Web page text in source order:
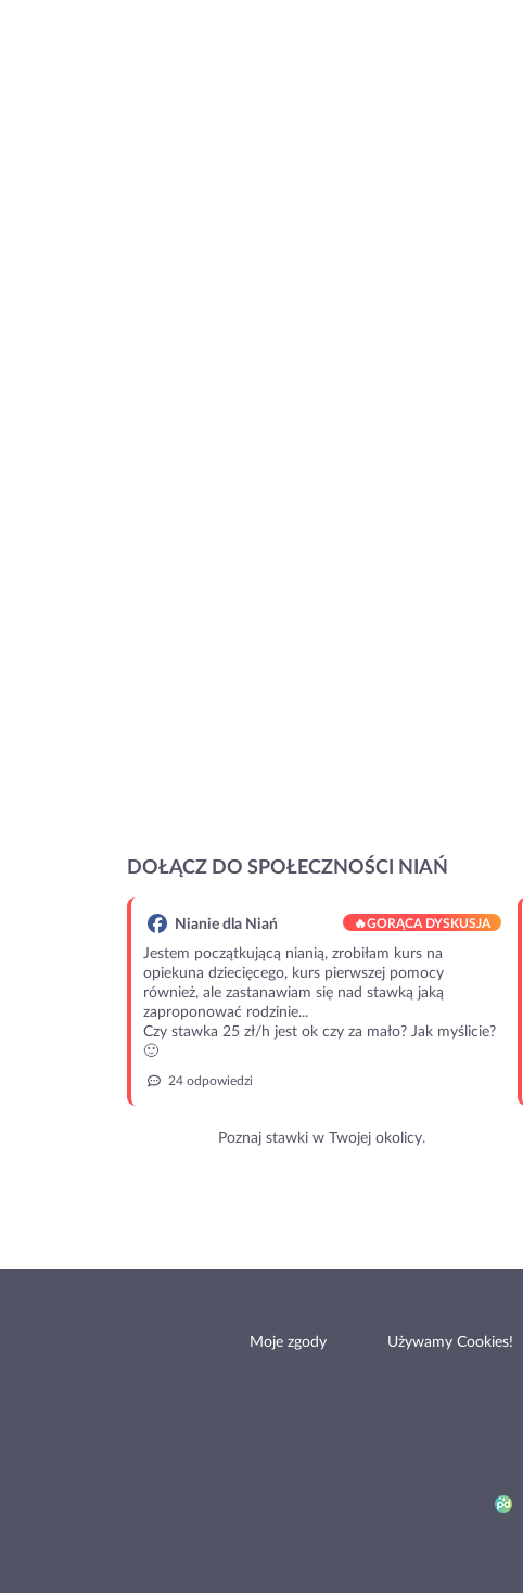
DOŁĄCZ DO SPOŁECZNOŚCI NIAŃ
Nianie dla Niań 🔥GORĄCA DYSKUSJA
Jestem początkującą nianią, zrobiłam kurs na
opiekuna dziecięcego, kurs pierwszej pomocy
również, ale zastanawiam się nad stawką jaką
zaproponować rodzinie...
Czy stawka 25 zł/h jest ok czy za mało? Jak myślicie?
🙂
24 odpowiedzi
Poznaj stawki w Twojej okolicy.
Moje zgody Używamy Cookies!